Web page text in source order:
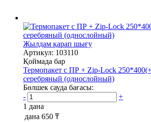
Жылдам қарап шығу
Артикул: 103110
Қоймада бар
Термопакет с ПР + Zip-Lock
серебряный (однослойный)
Бөлшек сауда бағасы:
-
+
1 дана
дана 650 ₸